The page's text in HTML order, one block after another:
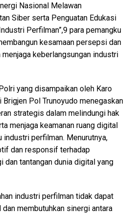
Nasional Melawan
Siber serta Penguatan Edukasi
Perfilman”,9 para pemangku
kesamaan persepsi dan
keberlangsungan industri
yang disampaikan oleh Karo
Pol Trunoyudo menegaskan
strategis dalam melindungi hak
menjaga keamanan ruang digital
perfilman. Menurutnya,
dan responsif terhadap
dan tantangan dunia digital yang
industri perfilman tidak dapat
membutuhkan sinergi antara